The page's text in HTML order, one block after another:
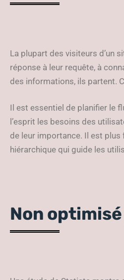
La plupart des visiteurs d’un
réponse à leur requête, à
des informations, ils partent.
Il est essentiel de planifier le
l’esprit les besoins des
de leur importance. Il est
hiérarchique qui guide les
Non